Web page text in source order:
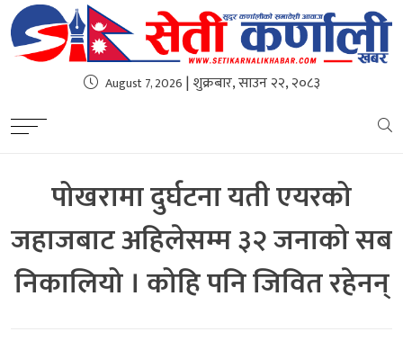
August 7, 2026 | शुक्रबार, साउन २२, २०८३
पोखरामा दुर्घटना यती एयरको
जहाजबाट अहिलेसम्म ३२ जनाको सब
निकालियो । कोहि पनि जिवित रहेनन्